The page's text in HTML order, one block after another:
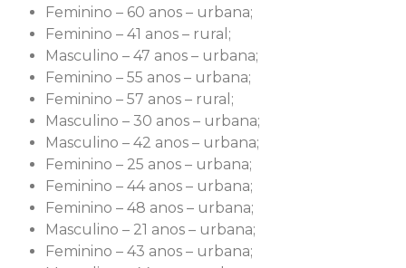
Feminino – 60 anos – urbana;
Feminino – 41 anos – rural;
Masculino – 47 anos – urbana;
Feminino – 55 anos – urbana;
Feminino – 57 anos – rural;
Masculino – 30 anos – urbana;
Masculino – 42 anos – urbana;
Feminino – 25 anos – urbana;
Feminino – 44 anos – urbana;
Feminino – 48 anos – urbana;
Masculino – 21 anos – urbana;
Feminino – 43 anos – urbana;